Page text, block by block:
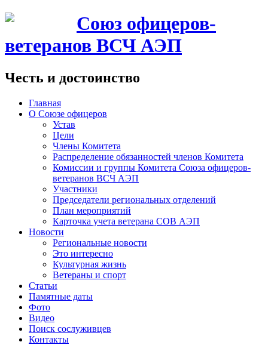
Союз офицеров-
ветеранов ВСЧ АЭП
Честь и достоинство
Главная
О Союзе офицеров
Устав
Цели
Члены Комитета
Распределение обязанностей членов Комитета
Комиссии и группы Комитета Союза офицеров-
ветеранов ВСЧ АЭП
Участники
Председатели региональных отделений
План мероприятий
Карточка учета ветерана CОВ АЭП
Новости
Региональные новости
Это интересно
Культурная жизнь
Ветераны и спорт
Статьи
Памятные даты
Фото
Видео
Поиск сослуживцев
Контакты